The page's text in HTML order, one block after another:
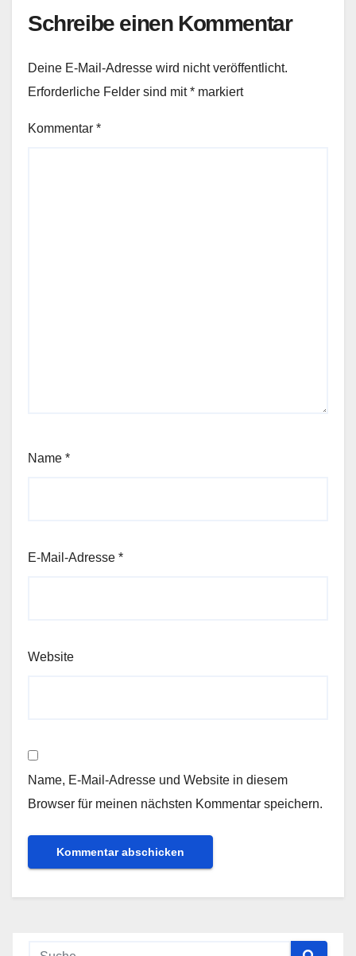
Schreibe einen Kommentar
Deine E-Mail-Adresse wird nicht veröffentlicht.
Erforderliche Felder sind mit* markiert
Kommentar *
Name *
E-Mail-Adresse *
Website
Name, E-Mail-Adresse und Website in diesem
Browser für meinen nächsten Kommentar speichern.